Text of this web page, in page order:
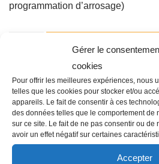
Gérer le
cookies
Pour offrir les meilleures expériences, nous
telles que les cookies pour stocker et/ou
appareils. Le fait de consentir à ces
des données telles que le comportement de
sur ce site. Le fait de ne pas consentir ou de
avoir un effet négatif sur certaines
Accepter
programmation d’arrosage)
Ajouter
Catégorie : ARROSAGE AUTOMATIQUE